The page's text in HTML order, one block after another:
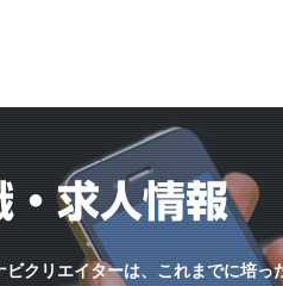
・求人情報
クリエイターは、これまでに培っ
クター
ラマー Webマー
運営 Web編
イター
歓迎
迎 学歴不問
以上 残業少
二日制 海外勤務
数ワードは間にスペースを入れてくだ